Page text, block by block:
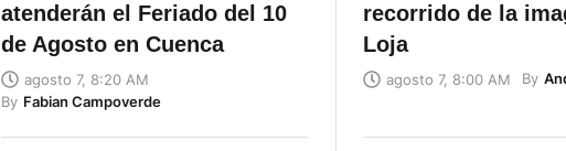
atenderán el Feriado del 10
de Agosto en Cuenca
agosto 7, 8:20 AM
By Fabian Campoverde
recorrido de la
Loja
agosto 7, 8:00 AM By